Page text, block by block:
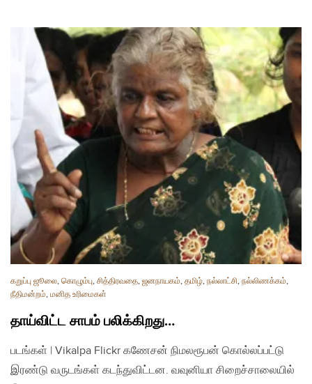
கறுப்பு ஜூலை, கொழும்பு, சித்திரவதை, ஜனநாயகம், தமிழ், நல்லாட்சி, நல்லிணக்கம்,
நீதிமன்றம், மனித உரிமைகள்
தாய்விட்ட சாபம் பலிக்கிறது…
படங்கள் | Vikalpa Flickr கணேசன் நிமலரூபன் கொல்லப்பட்டு
இரண்டு வருடங்கள் கடந்துவிட்டன. வவுனியா சிறைச்சாலையில்